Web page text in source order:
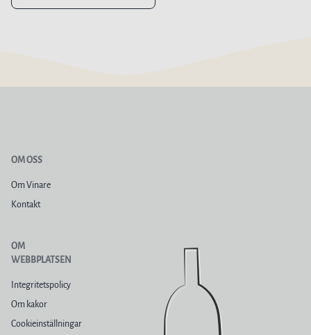
OM OSS
Om Vinare
Kontakt
OM
WEBBPLATSEN
Integritetspolicy
Om kakor
Cookieinställningar